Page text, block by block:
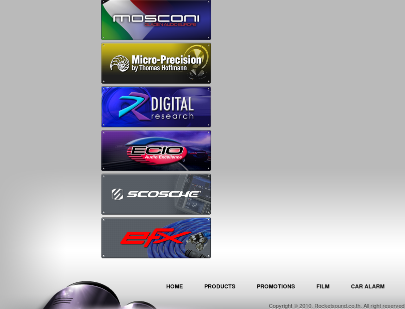
HOME PRODUCTS PROMOTIONS FILM CAR ALARM
Copyright © 2010. Rocketsound.co.th. All right reserved